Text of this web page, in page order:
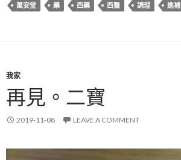
萬安堂
藥 西藥 西醫 調理 進補
我家
再見。二寶
2019-11-08 LEAVE A COMMENT